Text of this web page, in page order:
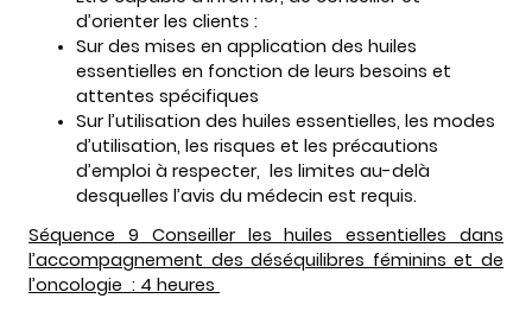
d’orienter les clients :
Sur des mises en application des huiles
essentielles en fonction de leurs besoins et
attentes spécifiques
Sur l’utilisation des huiles essentielles, les modes
d’utilisation, les risques et les précautions
d’emploi à respecter, les limites au-delà
desquelles l’avis du médecin est requis.
Séquence 9 Conseiller les huiles essentielles dans
l’accompagnement des déséquilibres féminins et de
l’oncologie : 4 heures